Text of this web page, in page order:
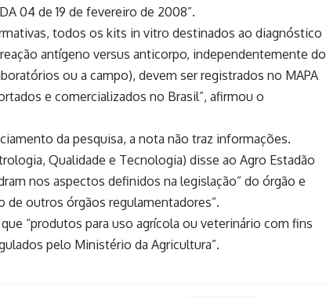
04 de 19 de fevereiro de 2008”.
todos os kits in vitro destinados ao diagnóstico
antígeno versus anticorpo, independentemente do
ou a campo), devem ser registrados no MAPA
e comercializados no Brasil”, afirmou o
da pesquisa, a nota não traz informações.
Qualidade e Tecnologia) disse ao Agro Estadão
nos aspectos definidos na legislação” do órgão e
outros órgãos regulamentadores”.
“produtos para uso agrícola ou veterinário com fins
pelo Ministério da Agricultura”.